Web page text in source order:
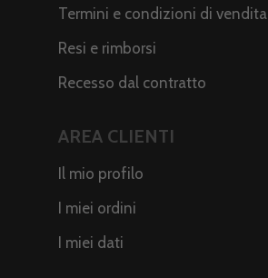
Termini e condizioni di vendita
Resi e rimborsi
Recesso dal contratto
AREA CLIENTI
Il mio profilo
I miei ordini
I miei dati